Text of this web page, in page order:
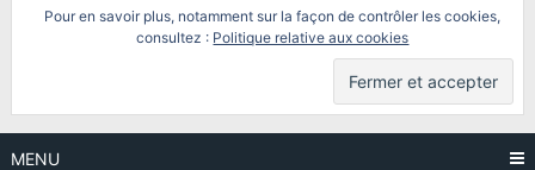
Pour en savoir plus, notamment sur la façon de contrôler les cookies,
consultez : Politique relative aux cookies
MENU